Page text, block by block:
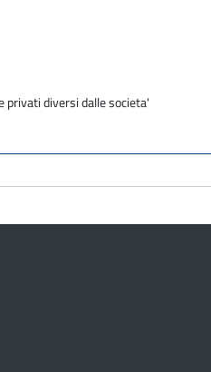
privati diversi dalle societa'